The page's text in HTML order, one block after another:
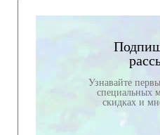
Узнавайте
специальных
скидках и